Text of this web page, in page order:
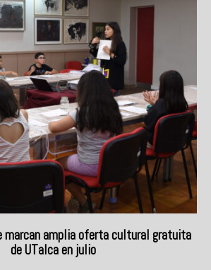
marcan amplia oferta cultural gratuita
de UTalca en julio